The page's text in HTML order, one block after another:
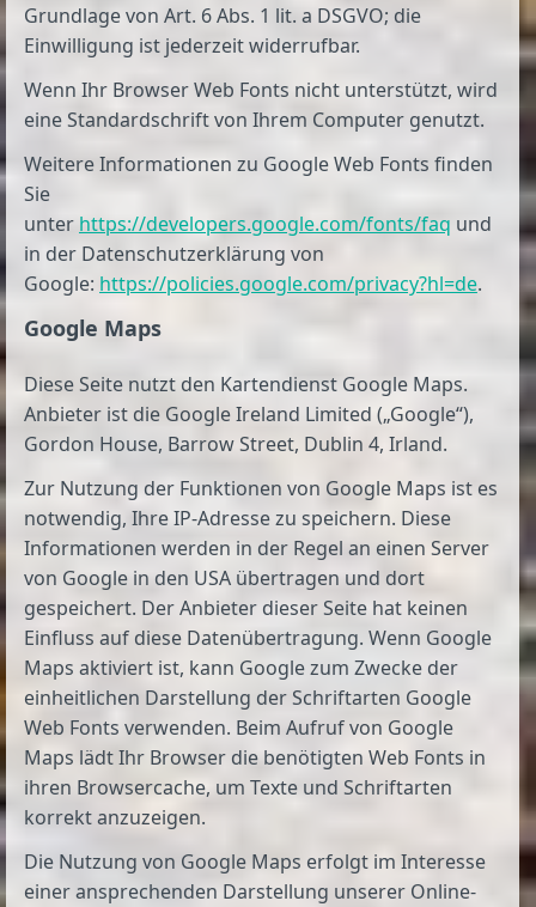
Grundlage von Art. 6 Abs. 1 lit. a DSGVO; die
Einwilligung ist jederzeit widerrufbar.
Wenn Ihr Browser Web Fonts nicht unterstützt, wird
eine Standardschrift von Ihrem Computer genutzt.
Weitere Informationen zu Google Web Fonts finden
Sie
unter https://developers.google.com/fonts/faq und
in der Datenschutzerklärung von
Google: https://policies.google.com/privacy?hl=de.
Google Maps
Diese Seite nutzt den Kartendienst Google Maps.
Anbieter ist die Google Ireland Limited („Google“),
Gordon House, Barrow Street, Dublin 4, Irland.
Zur Nutzung der Funktionen von Google Maps ist es
notwendig, Ihre IP-Adresse zu speichern. Diese
Informationen werden in der Regel an einen Server
von Google in den USA übertragen und dort
gespeichert. Der Anbieter dieser Seite hat keinen
Einfluss auf diese Datenübertragung. Wenn Google
Maps aktiviert ist, kann Google zum Zwecke der
einheitlichen Darstellung der Schriftarten Google
Web Fonts verwenden. Beim Aufruf von Google
Maps lädt Ihr Browser die benötigten Web Fonts in
ihren Browsercache, um Texte und Schriftarten
korrekt anzuzeigen.
Die Nutzung von Google Maps erfolgt im Interesse
einer ansprechenden Darstellung unserer Online-